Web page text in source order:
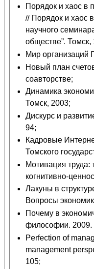
Порядок и хаос в
// Порядок и хаос
научного
обществе”.
Мир организаций
Новый план
соавторстве;
Динамика
Томск, 2003;
Дискурс и
94;
Кадровые
Томского
Мотивация труда:
когнитивно-
Лакуны в
Вопросы
Почему в
философии.
Perfection of
management
105;